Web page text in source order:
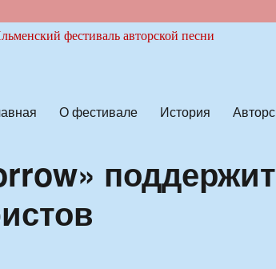
О фестивале История
поддержит